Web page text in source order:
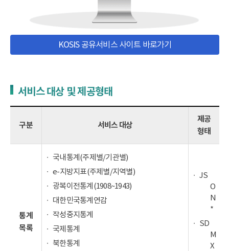
KOSIS 공유서비스 사이트 바로가기
서비스 대상 및 제공형태
구분 서비스 대상
제공
형태
통계
목록
국내통계(주제별/기관별)
e-지방지표(주제별/지역별)
광복이전통계(1908~1943)
대한민국통계연감
작성중지통계
국제통계
북한통계
JS
O
N
*
SD
M
X